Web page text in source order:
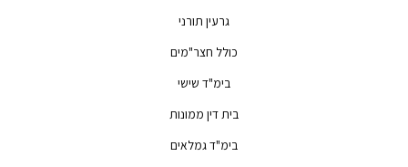
גרעין תורני
כולל חצר"מים
בימ"ד שישי
בית דין ממונות
בימ"ד גמלאים